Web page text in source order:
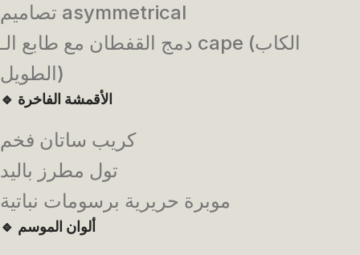
تصاميم asymmetrical
دمج القفطان مع طابع الـ cape (الكاب
الطويل)
🔹 الأقمشة الفاخرة
كريب ساتان فخم
تول مطرز باليد
موبرة حريرية برسومات نباتية
🔹 ألوان الموسم